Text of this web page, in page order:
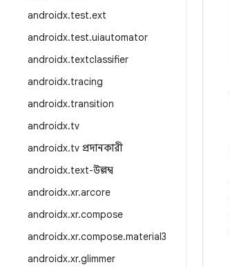
androidx.test.ext
androidx.test.uiautomator
androidx.textclassifier
androidx.tracing
androidx.transition
androidx.tv
androidx.tv প্রদানকারী
androidx.text-উল্লম্ব
androidx.xr.arcore
androidx.xr.compose
androidx.xr.compose.material3
androidx.xr.glimmer